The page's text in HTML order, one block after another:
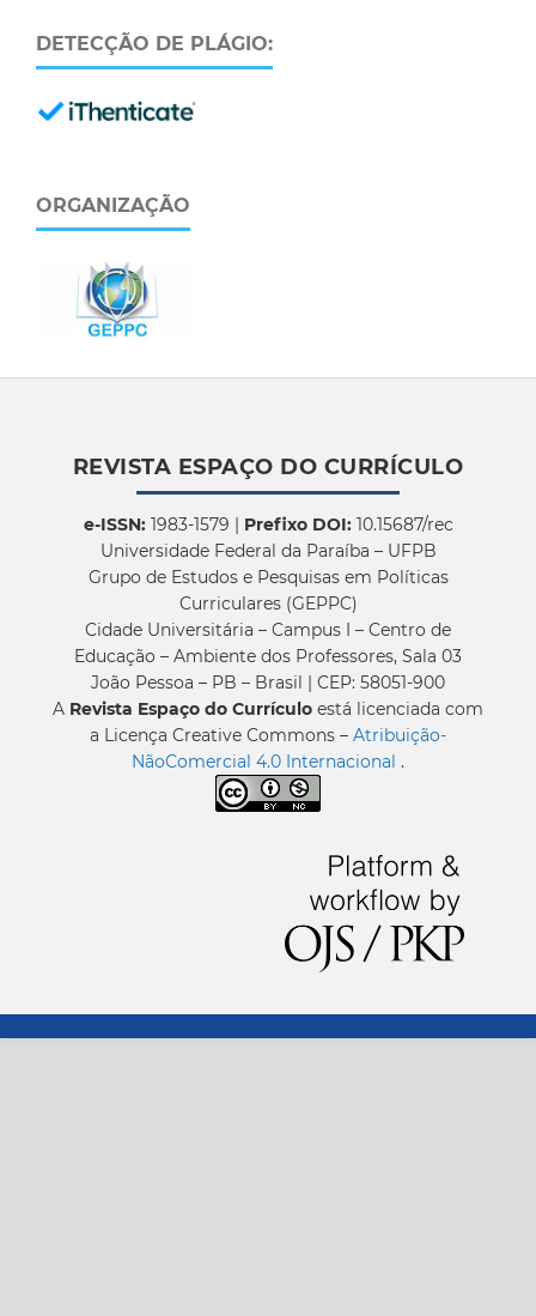
DETECÇÃO DE PLÁGIO:
ORGANIZAÇÃO
REVISTA ESPAÇO DO CURRÍCULO
e-ISSN:1983-1579 | Prefixo DOI:10.15687/rec
Universidade Federal da Paraíba – UFPB
Grupo de Estudos e Pesquisas em Políticas
Curriculares (GEPPC)
Cidade Universitária – Campus I – Centro de
Educação – Ambiente dos Professores, Sala 03
João Pessoa – PB – Brasil | CEP: 58051-900
A Revista Espaço do Currículo está licenciada com
a Licença Creative Commons – Atribuição-
NãoComercial 4.0 Internacional .